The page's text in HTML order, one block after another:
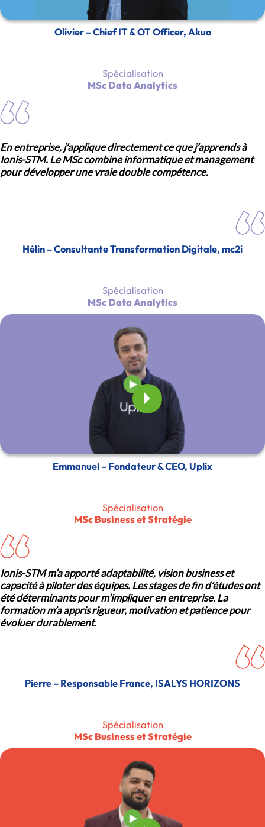
Olivier – Chief IT & OT Officer, Akuo
Spécialisation
MSc Data Analytics
En entreprise, j’applique directement ce que j’apprends à
Ionis-STM. Le MSc combine informatique et management
pour développer une vraie double compétence.
Hélin – Consultante Transformation Digitale, mc2i
Spécialisation
MSc Data Analytics
Emmanuel – Fondateur & CEO, Uplix
Spécialisation
MSc Business et Stratégie
Ionis-STM m’a apporté adaptabilité, vision business et
capacité à piloter des équipes. Les stages de fin d’études ont
été déterminants pour m’impliquer en entreprise. La
formation m’a appris rigueur, motivation et patience pour
évoluer durablement.
Pierre – Responsable France, ISALYS HORIZONS
Spécialisation
MSc Business et Stratégie